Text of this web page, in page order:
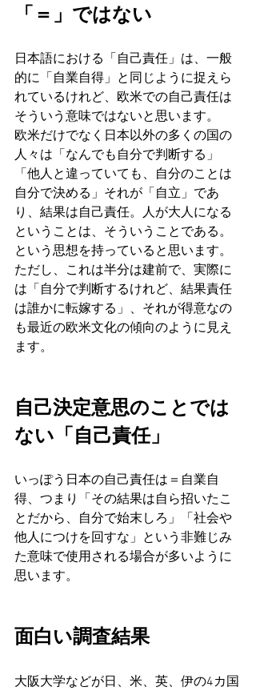
「＝」ではない
日本語における「自己責任」は、一般
的に「自業自得」と同じように捉えら
れているけれど、欧米での自己責任は
そういう意味ではないと思います。
欧米だけでなく日本以外の多くの国の
人々は「なんでも自分で判断する」
「他人と違っていても、自分のことは
自分で決める」それが「自立」であ
り、結果は自己責任。人が大人になる
ということは、そういうことである。
という思想を持っていると思います。
ただし、これは半分は建前で、実際に
は「自分で判断するけれど、結果責任
は誰かに転嫁する」、それが得意なの
も最近の欧米文化の傾向のように見え
ます。
自己決定意思のことでは
ない「自己責任」
いっぽう日本の自己責任は＝自業自
得、つまり「その結果は自ら招いたこ
とだから、自分で始末しろ」「社会や
他人につけを回すな」という非難じみ
た意味で使用される場合が多いように
思います。
面白い調査結果
大阪大学などが日、米、英、伊の4カ国